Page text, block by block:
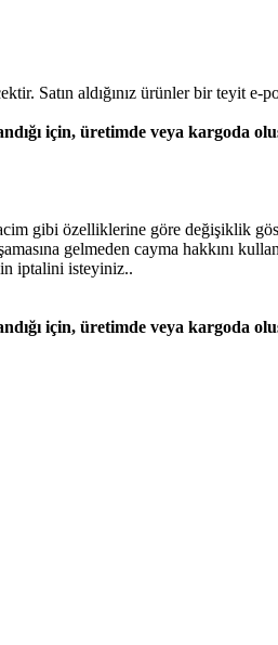
Satın aldığınız ürünler bir teyit e-
için, üretimde veya kargoda
gibi özelliklerine göre değişiklik
gelmeden cayma hakkını
iptalini isteyiniz..
için, üretimde veya kargoda